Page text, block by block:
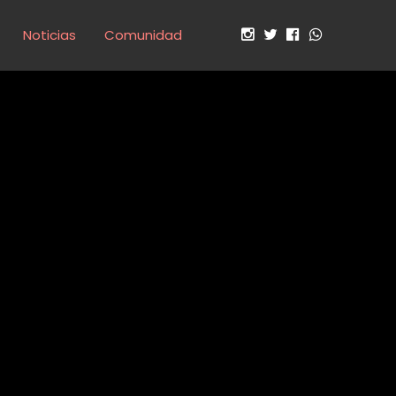
Noticias Comunidad